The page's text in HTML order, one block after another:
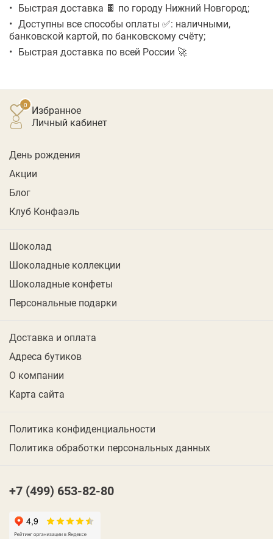
Быстрая доставка 🍫 по городу Нижний Новгород;
Доступны все способы оплаты ✅: наличными,
банковской картой, по банковскому счёту;
Быстрая доставка по всей России 🚀
Избранное
личный кабинет
День рождения
Акции
Блог
Клуб Конфаэль
Шоколад
Шоколадные коллекции
Шоколадные конфеты
Персональные подарки
Доставка и оплата
Адреса бутиков
О компании
Карта сайта
Политика конфиденциальности
Политика обработки персональных данных
+7 (499) 653-82-80